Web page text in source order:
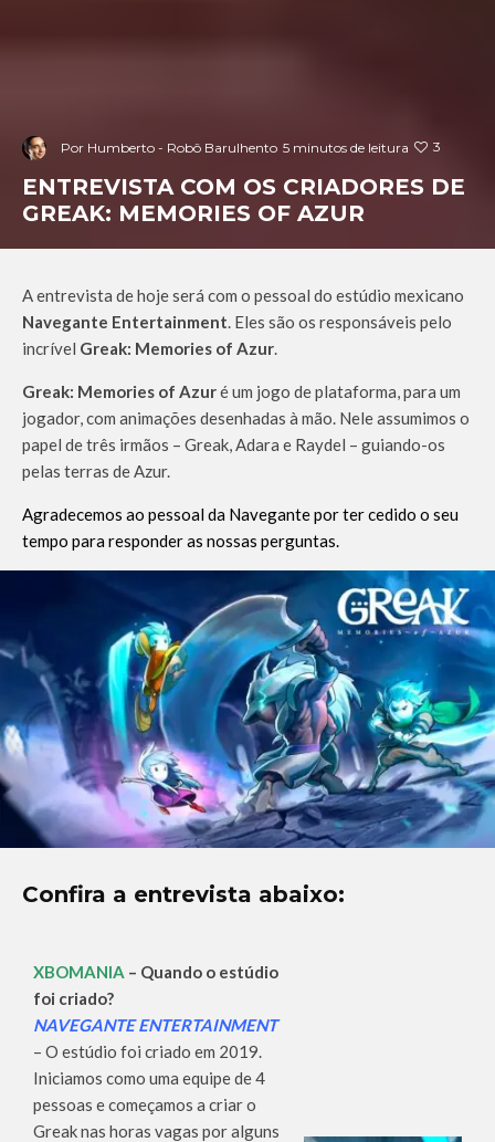
Por Humberto - Robô Barulhento 5 minutos de leitura 3
ENTREVISTA COM OS CRIADORES DE
GREAK: MEMORIES OF AZUR
A entrevista de hoje será com o pessoal do estúdio mexicano
Navegante Entertainment . Eles são os responsáveis pelo
incrível Greak: Memories of Azur
Greak: Memories of Azuré um jogo de plataforma, para um
jogador, com animações desenhadas à mão. Nele assumimos o
papel de três irmãos – Greak, Adara e Raydel – guiando-os
pelas terras de Azur.
Agradecemos ao pessoal da Navegante por ter cedido o seu
tempo para responder as nossas perguntas.
Confira a entrevista abaixo:
XBOMANIA – Quando o estúdio
foi criado?
NAVEGANTE ENTERTAINMENT
– O estúdio foi criado em 2019.
Iniciamos como uma equipe de 4
pessoas e começamos a criar o
Greak nas horas vagas por alguns